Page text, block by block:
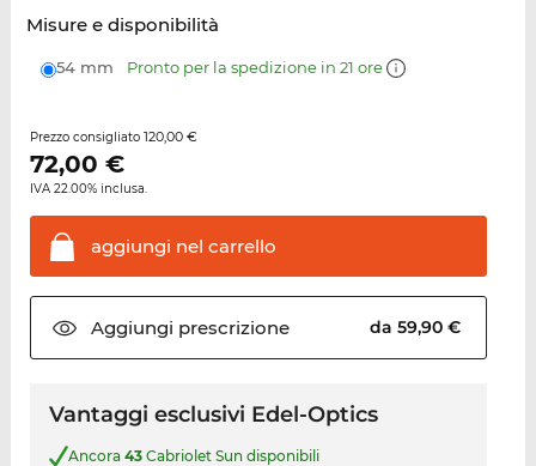
Misure e disponibilità
54 mm Pronto per la spedizione in 21 ore
Prezzo consigliato 120,00 €
72,00 €
IVA 22.00% inclusa.
aggiungi nel carrello
Aggiungi prescrizione da 59,90 €
Vantaggi esclusivi Edel-Optics
Ancora 43Cabriolet Sun disponibili